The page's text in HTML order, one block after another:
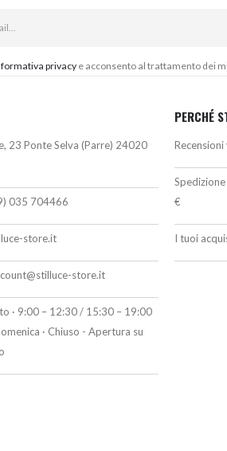
privacy e acconsento al trattamento dei
23 Ponte Selva (Parre) 24020
035 704466
store.it
store.it
· 9:00 – 12:30 / 15:30 – 19:00
· Chiuso - Apertura su
PERCHÉ
€
I tuoi